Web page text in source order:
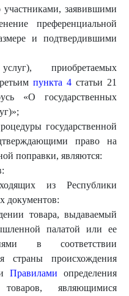
заявившими
преференциальной
и подтвердившими
приобретаемых
пункта 4 статьи 21
«О государственных
государственной
право на
поправки, являются:
из Республики
документов:
товара, выдаваемый
палатой или ее
в соответствии
страны происхождения
Правилами определения
являющимися